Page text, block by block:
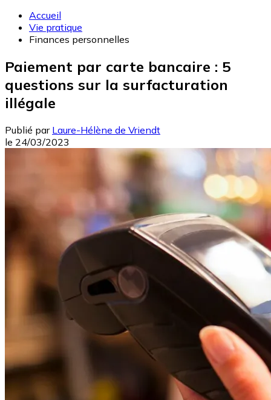
Accueil
Vie pratique
Finances personnelles
Paiement par carte bancaire : 5
questions sur la surfacturation
illégale
Publié par Laure-Hélène de Vriendt
le 24/03/2023